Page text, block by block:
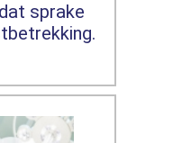
sprake